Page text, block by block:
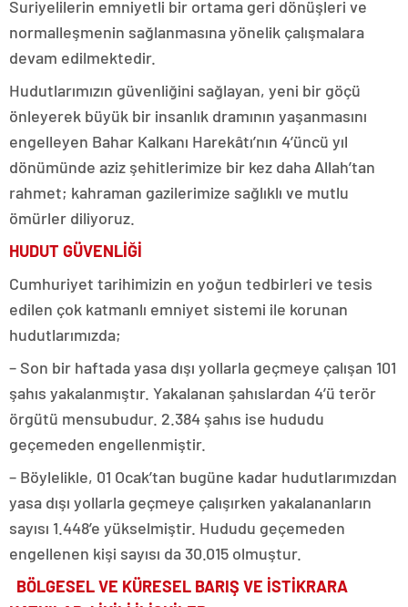
Suriyelilerin emniyetli bir ortama geri dönüşleri ve
normalleşmenin sağlanmasına yönelik çalışmalara
devam edilmektedir.
Hudutlarımızın güvenliğini sağlayan, yeni bir göçü
önleyerek büyük bir insanlık dramının yaşanmasını
engelleyen Bahar Kalkanı Harekâtı’nın 4’üncü yıl
dönümünde aziz şehitlerimize bir kez daha Allah’tan
rahmet; kahraman gazilerimize sağlıklı ve mutlu
ömürler diliyoruz.
HUDUT GÜVENLİĞİ
Cumhuriyet tarihimizin en yoğun tedbirleri ve tesis
edilen çok katmanlı emniyet sistemi ile korunan
hudutlarımızda;
– Son bir haftada yasa dışı yollarla geçmeye çalışan 101
şahıs yakalanmıştır. Yakalanan şahıslardan 4’ü terör
örgütü mensubudur. 2.384 şahıs ise hududu
geçemeden engellenmiştir.
– Böylelikle, 01 Ocak’tan bugüne kadar hudutlarımızdan
yasa dışı yollarla geçmeye çalışırken yakalananların
sayısı 1.448’e yükselmiştir. Hududu geçemeden
engellenen kişi sayısı da 30.015 olmuştur.
BÖLGESEL VE KÜRESEL BARIŞ VE İSTİKRARA